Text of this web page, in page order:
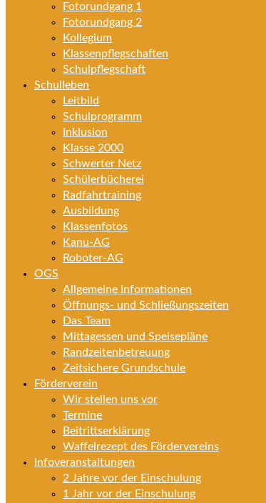
Fotorundgang 1
Fotorundgang 2
Kollegium
Klassenpflegschaften
Schulpflegschaft
Schulleben
Leitbild
Schulprogramm
Inklusion
Klasse 2000
Schwerter Netz
Schülerbücherei
Radfahrtraining
Ausbildung
Klassenfotos
Kanu-AG
Roboter-AG
OGS
Allgemeine Informationen
Öffnungs- und Schließungszeiten
Das Team
Mittagessen und Speisepläne
Randzeitenbetreuung
Zeitsichere Grundschule
Förderverein
Wir stellen uns vor
Termine
Beitrittserklärung
Waffelrezept des Fördervereins
Infoveranstaltungen
2 Jahre vor der Einschulung
1 Jahr vor der Einschulung